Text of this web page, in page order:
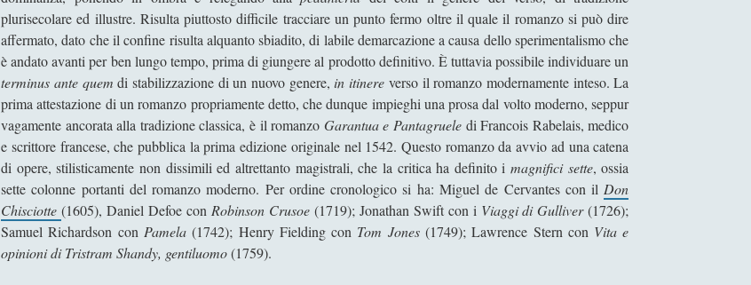
plurisecolare ed illustre. Risulta piuttosto difficile tracciare un punto fermo oltre il quale il romanzo si può dire
affermato, dato che il confine risulta alquanto sbiadito, di labile demarcazione a causa dello sperimentalismo che
è andato avanti per ben lungo tempo, prima di giungere al prodotto definitivo. È tuttavia possibile individuare un
terminus ante quem di stabilizzazione di un nuovo genere, in itinere verso il romanzo modernamente inteso. La
prima attestazione di un romanzo propriamente detto, che dunque impieghi una prosa dal volto moderno, seppur
vagamente ancorata alla tradizione classica, è il romanzo Garantua e Pantagruele di Francois Rabelais, medico
e scrittore francese, che pubblica la prima edizione originale nel 1542. Questo romanzo da avvio ad una catena
di opere, stilisticamente non dissimili ed altrettanto magistrali, che la critica ha definito imagnifici sette, ossia
sette colonne portanti del romanzo moderno. Per ordine cronologico si ha: Miguel de Cervantes con il Don
Chisciotte(1605), Daniel Defoe con Robinson Crusoe (1719); Jonathan Swift con i Viaggi di Gulliver(1726);
Samuel Richardson con Pamela(1742); Henry Fielding con Tom Jones(1749); Lawrence Stern con Vita e
opinioni di Tristram Shandy, gentiluomo(1759).